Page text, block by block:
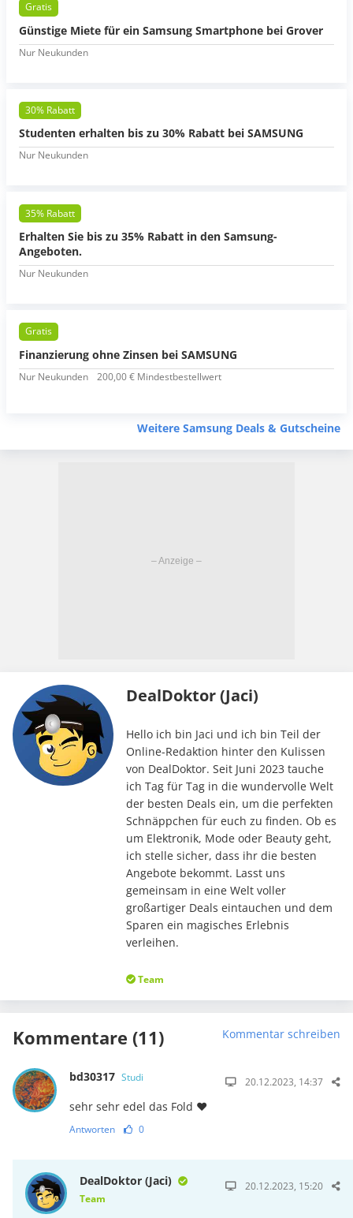
Gratis
Günstige Miete für ein Samsung Smartphone bei Grover
Nur Neukunden
30% Rabatt
Studenten erhalten bis zu 30% Rabatt bei SAMSUNG
Nur Neukunden
35% Rabatt
Erhalten Sie bis zu 35% Rabatt in den Samsung-
Angeboten.
Nur Neukunden
Gratis
Finanzierung ohne Zinsen bei SAMSUNG
Nur Neukunden 200,00 € Mindestbestellwert
Weitere Samsung Deals & Gutscheine
DealDoktor (Jaci)
Hello ich bin Jaci und ich bin Teil der
Online-Redaktion hinter den Kulissen
von DealDoktor. Seit Juni 2023 tauche
ich Tag für Tag in die wundervolle Welt
der besten Deals ein, um die perfekten
Schnäppchen für euch zu finden. Ob es
um Elektronik, Mode oder Beauty geht,
ich stelle sicher, dass ihr die besten
Angebote bekommt. Lasst uns
gemeinsam in eine Welt voller
großartiger Deals eintauchen und dem
Sparen ein magisches Erlebnis
verleihen.
Team
Kommentare (11) Kommentar schreiben
bd30317 Studi 20.12.2023, 14:37
sehr sehr edel das Fold ❤️
Antworten 0
DealDoktor (Jaci)
Team
20.12.2023, 15:20